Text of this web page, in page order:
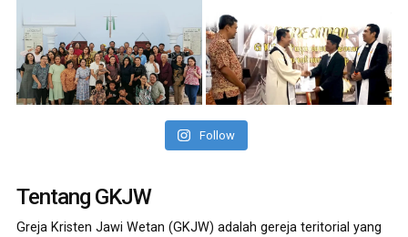
Follow
Tentang GKJW
Greja Kristen Jawi Wetan (GKJW) adalah gereja teritorial yang